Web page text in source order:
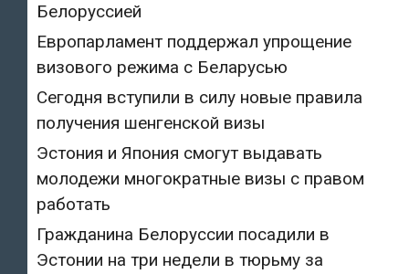
Белоруссией
Европарламент поддержал упрощение
визового режима с Беларусью
Сегодня вступили в силу новые правила
получения шенгенской визы
Эстония и Япония смогут выдавать
молодежи многократные визы с правом
работать
Гражданина Белоруссии посадили в
Эстонии на три недели в тюрьму за